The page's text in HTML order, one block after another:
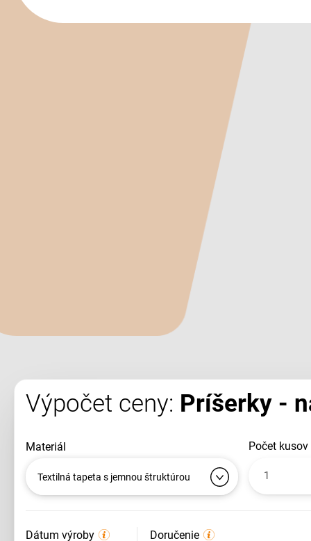
Výpočet ceny: Príšerky -
materiál
Textilná tapeta s jemnou štruktúrou
počet kusov
Dátum výroby
Doručenie